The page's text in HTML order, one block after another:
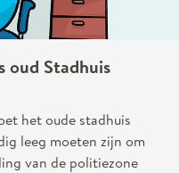
oud Stadhuis
het oude stadhuis
leeg moeten zijn om
van de politiezone